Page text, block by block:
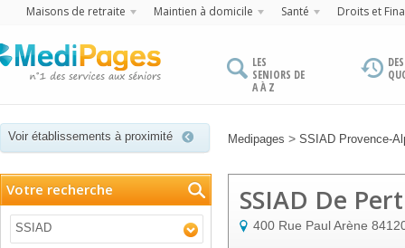
Maisons de retraite Maintien à domicile Santé Droits et
LES
SENIORS DE
A À Z
Voir établissements à proximité Medipages > SSIAD Provence-
Votre recherche
SSIAD
SSIAD De
400 Rue Paul Arène